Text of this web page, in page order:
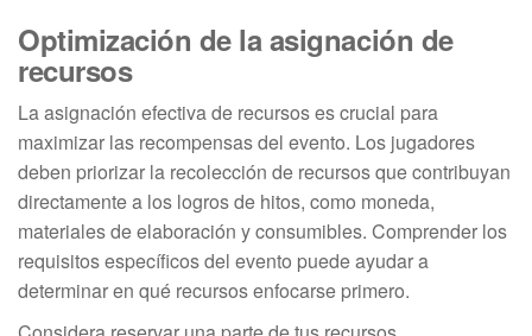
Optimización de la asignación de
recursos
La asignación efectiva de recursos es crucial para
maximizar las recompensas del evento. Los jugadores
deben priorizar la recolección de recursos que contribuyan
directamente a los logros de hitos, como moneda,
materiales de elaboración y consumibles. Comprender los
requisitos específicos del evento puede ayudar a
determinar en qué recursos enfocarse primero.